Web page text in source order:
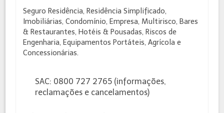
Seguro Residência, Residência Simplificado,
Imobiliárias, Condomínio, Empresa, Multirisco, Bares
& Restaurantes, Hotéis & Pousadas, Riscos de
Engenharia, Equipamentos Portáteis, Agrícola e
Concessionárias.
SAC: 0800 727 2765 (informações,
reclamações e cancelamentos)